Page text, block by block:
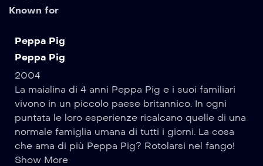
Known for
Peppa Pig
Peppa Pig
2004
La maialina di 4 anni Peppa Pig e i suoi familiari
vivono in un piccolo paese britannico. In ogni
puntata le loro esperienze ricalcano quelle di una
normale famiglia umana di tutti i giorni. La cosa
che ama di più Peppa Pig? Rotolarsi nel fango!
Show More